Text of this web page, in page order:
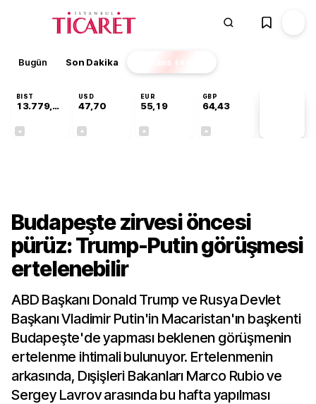
Bugün Son Dakika Finans EKSTRA
BIST
13.779,39
USD
47,70
EUR
55,19
GBP
64,43
Budapeşte zirvesi öncesi
pürüz: Trump-Putin görüşmesi
ertelenebilir
ABD Başkanı Donald Trump ve Rusya Devlet
Başkanı Vladimir Putin'in Macaristan'ın başkenti
Budapeşte'de yapması beklenen görüşmenin
ertelenme ihtimali bulunuyor. Ertelenmenin
arkasında, Dışişleri Bakanları Marco Rubio ve
Sergey Lavrov arasında bu hafta yapılması